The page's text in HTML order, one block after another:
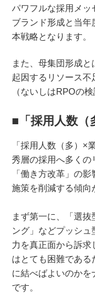
パワフルな採用メッ
ブランド形成と当
本戦略となります。
また、母集団形成
起因するリソース
（ないしはRPOの
■「採用人数（
「採用人数（多）×
秀層の採用へ多くの
「働き方改革」の
施策を削減する傾向
まず第一に、「選
ング」などプッシ
力を真正面から訴求
はとても困難であ
に結べばよいのか
です。